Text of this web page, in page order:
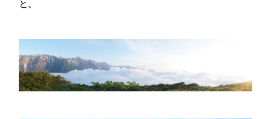
と、